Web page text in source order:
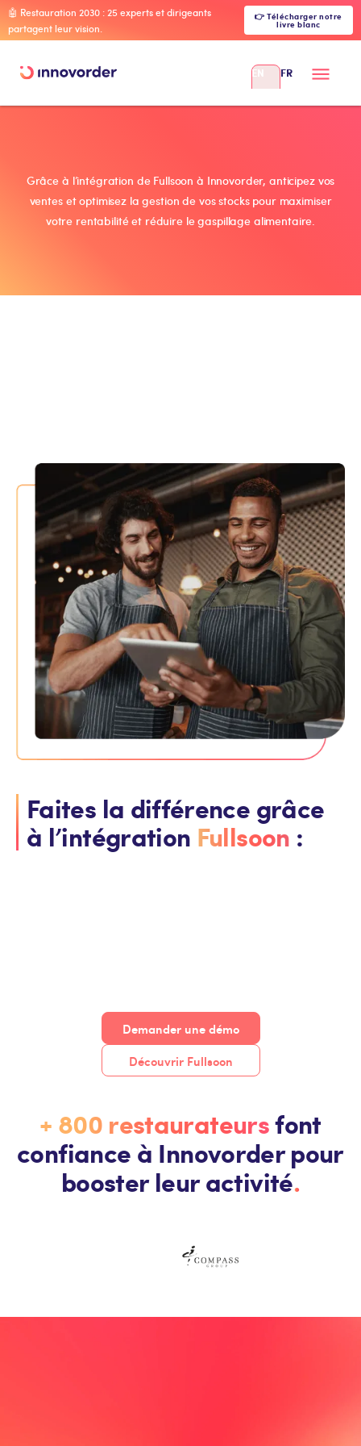
🤖 Restauration 2030 : 25 experts et dirigeants
partagent leur vision.
👉 Télécharger notre
livre blanc
EN FR
Grâce à l’intégration de Fullsoon à Innovorder, anticipez vos
ventes et optimisez la gestion de vos stocks pour maximiser
votre rentabilité et réduire le gaspillage alimentaire.
Faites la différence grâce
à l’intégration Fullsoon :
Demander une démo
Découvrir Fullsoon
+ 800 restaurateursfont
confiance à Innovorder pour
booster leur activité.